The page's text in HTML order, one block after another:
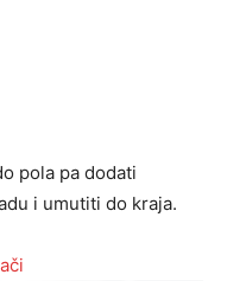
pola pa dodati
i umutiti do kraja.